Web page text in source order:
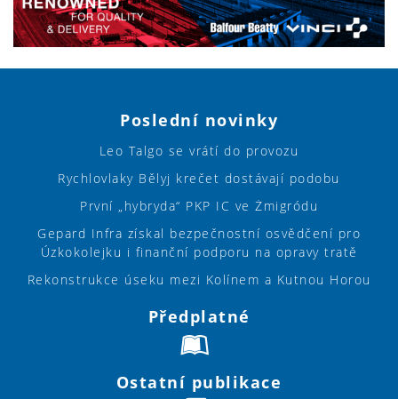
Poslední novinky
Leo Talgo se vrátí do provozu
Rychlovlaky Bělyj krečet dostávají podobu
První „hybryda“ PKP IC ve Żmigródu
Gepard Infra získal bezpečnostní osvědčení pro
Úzkokolejku i finanční podporu na opravy tratě
Rekonstrukce úseku mezi Kolínem a Kutnou Horou
Předplatné
Ostatní publikace